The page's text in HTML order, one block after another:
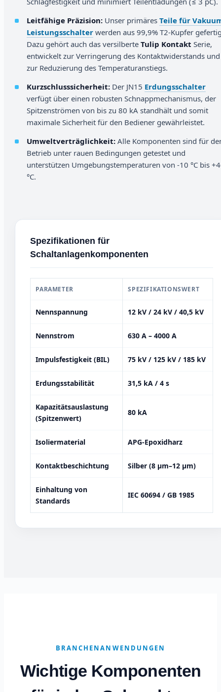
Leitfähige Präzision: Unser primäresTeile für
Leistungsschalter werden aus 99,9% T2-Kupfer
Dazu gehört auch das versilberteTulip Kontakt Serie,
entwickelt zur Verringerung des Kontaktwiderstands und
zur Reduzierung des Temperaturanstiegs.
Kurzschlusssicherheit: Der JN15 Erdungsschalter
verfügt über einen robusten Schnappmechanismus, der
Spitzenströmen von bis zu 80 kA standhält und somit
maximale Sicherheit für den Bediener gewährleistet.
Umweltverträglichkeit: Alle Komponenten sind für
Betrieb unter rauen Bedingungen getestet und
unterstützen Umgebungstemperaturen von -10 °C bis
°C.
Spezifikationen für
Schaltanlagenkomponenten
PARAMETER SPEZIFIKATIONSWERT
Nennspannung 12 kV / 24 kV / 40,5 kV
Nennstrom 630 A – 4000 A
Impulsfestigkeit (BIL) 75 kV / 125 kV / 185 kV
Erdungsstabilität 31,5 kA / 4 s
Kapazitätsauslastung
(Spitzenwert)
80 kA
Isoliermaterial APG-Epoxidharz
Kontaktbeschichtung Silber (8 μm–12 μm)
Einhaltung von
Standards
IEC 60694 / GB 1985
BRANCHENANWENDUNGEN
Wichtige Komponenten